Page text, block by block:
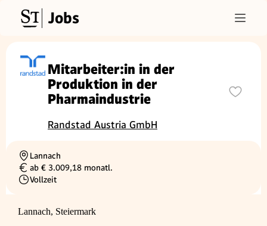
Jobs
Mitarbeiter:in in der
Produktion in der
Pharmaindustrie
Randstad Austria GmbH
Ortschaft
Lannach
Gehalt
ab € 3.009,18 monatl.
Beschäftigungsart
Vollzeit
Lannach, Steiermark